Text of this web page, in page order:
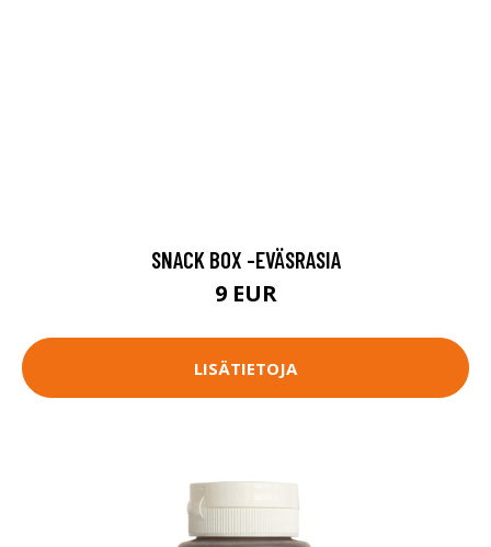
SNACK BOX -EVÄSRASIA
9 EUR
LISÄTIETOJA